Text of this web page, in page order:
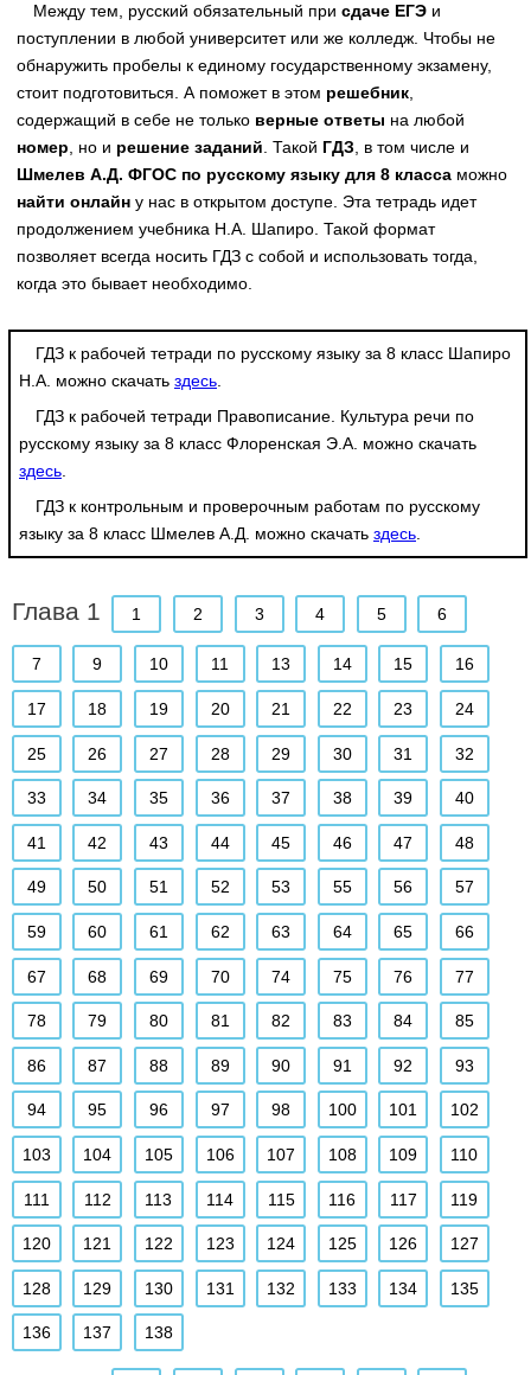
Между тем, русский обязательный при сдаче ЕГЭ и
поступлении в любой университет или же колледж. Чтобы не
обнаружить пробелы к единому государственному экзамену,
стоит подготовиться. А поможет в этом решебник
содержащий в себе не только верные ответы на любой
номер , но и решение заданий . Такой ГДЗ , в том числе и
Шмелев А.Д. ФГОС по русскому языку для 8 класса можно
найти онлайн у нас в открытом доступе. Эта тетрадь идет
продолжением учебника Н.А. Шапиро. Такой формат
позволяет всегда носить ГДЗ с собой и использовать тогда,
когда это бывает необходимо.
ГДЗ к рабочей тетради по русскому языку за 8 класс Шапиро
Н.А. можно скачать здесь
ГДЗ к рабочей тетради Правописание. Культура речи по
русскому языку за 8 класс Флоренская Э.А. можно скачать
здесь
ГДЗ к контрольным и проверочным работам по русскому
языку за 8 класс Шмелев А.Д. можно скачать здесь
Глава 1 1 2 3 4 5 6
7 9 10 11 13 14 15 16
17 18 19 20 21 22 23 24
25 26 27 28 29 30 31 32
33 34 35 36 37 38 39 40
41 42 43 44 45 46 47 48
49 50 51 52 53 55 56 57
59 60 61 62 63 64 65 66
67 68 69 70 74 75 76 77
78 79 80 81 82 83 84 85
86 87 88 89 90 91 92 93
94 95 96 97 98 100 101 102
103 104 105 106 107 108 109 110
111 112 113 114 115 116 117 119
120 121 122 123 124 125 126 127
128 129 130 131 132 133 134 135
136 137 138